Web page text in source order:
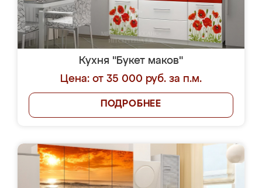
Кухня "Букет маков"
Цена: от 35 000 руб. за п.м.
ПОДРОБНЕЕ